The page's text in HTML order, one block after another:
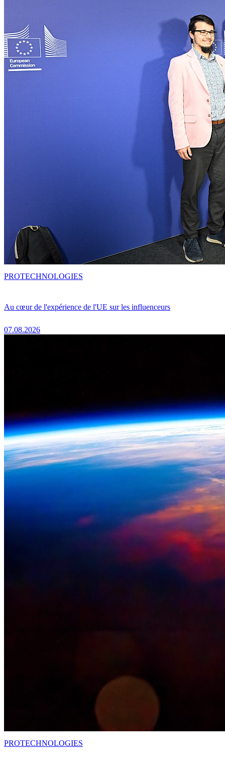
Au cœur de l'expérience de l'UE sur les influenceurs
07.08.2026
PROTECHNOLOGIES
PROTECHNOLOGIES